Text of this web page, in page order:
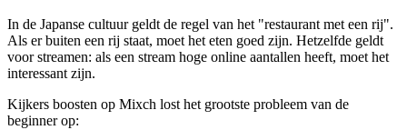
In de Japanse cultuur geldt de regel van het "restaurant met een rij".
Als er buiten een rij staat, moet het eten goed zijn. Hetzelfde geldt
voor streamen: als een stream hoge online aantallen heeft, moet het
interessant zijn.
Kijkers boosten op Mixch lost het grootste probleem van de
beginner op: